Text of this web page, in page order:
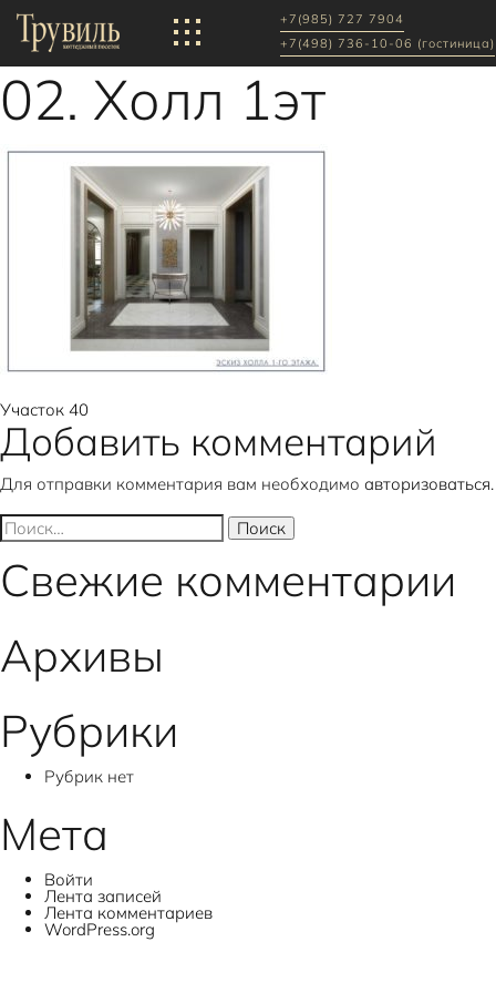
+7(985) 727 7904
+7(498) 736-10-06 (гостиница)
02. Холл 1эт
Навигация
по
записям
Участок 40
Добавить комментарий
Для отправки комментария вам необходимо авторизоваться.
Найти:
Свежие комментарии
Архивы
Рубрики
Рубрик нет
Мета
Войти
Лента записей
Лента комментариев
WordPress.org